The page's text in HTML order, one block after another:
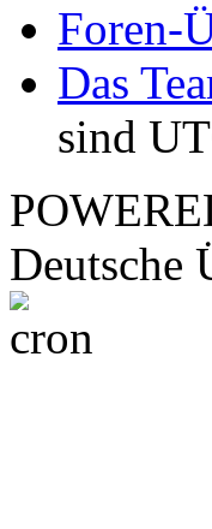
Foren-
Das
sind
Deutsche